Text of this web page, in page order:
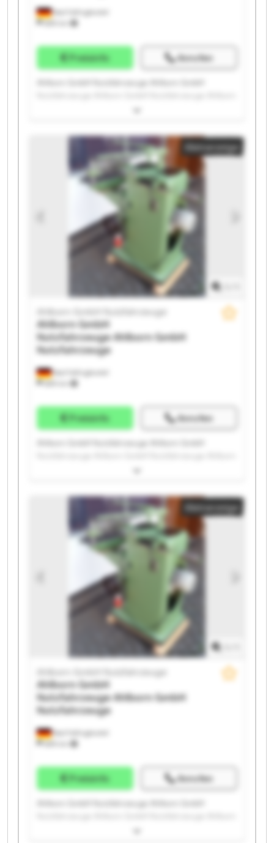
Bad Fallingbostel
689 km
Preisinfo Anrufen
Ahlborn GmbH Nutzfahrzeuge Ahlborn GmbH
GmbH Nutzfahrzeuge Ahlborn GmbH Nutzfahrzeuge
Nutzfahrzeuge Ahlborn GmbH Nutzfahrzeuge Ahlborn
GmbH Nutzfahrzeuge Ahlborn GmbH Nutzfahrzeuge
Ahlborn GmbH Nutzfahrzeuge Ahlborn GmbH
Nutzfahrzeuge Ahlborn GmbH Nutzfahrzeuge Ahlborn
GmbH Nutzfahrzeuge Ahlborn GmbH Nutzfahrzeuge
Ahlborn GmbH Nutzfahrzeuge Ahlborn GmbH
Nutzfahrzeuge Ahlborn GmbH Nutzfahrzeuge Ahlborn
GmbH Nutzfahrzeuge Ahlborn GmbH Nutzfahrzeuge
Kleinanzeige
Bad Fallingbostel
689 km
Ahlborn GmbH Nutzfahrzeuge
Ahlborn GmbH
NutzfahrzeugeAhlborn GmbH
Nutzfahrzeuge
Preisinfo Anrufen
Ahlborn GmbH Nutzfahrzeuge Ahlborn GmbH
GmbH Nutzfahrzeuge Ahlborn GmbH Nutzfahrzeuge
Nutzfahrzeuge Ahlborn GmbH Nutzfahrzeuge Ahlborn
GmbH Nutzfahrzeuge Ahlborn GmbH Nutzfahrzeuge
Ahlborn GmbH Nutzfahrzeuge Ahlborn GmbH
Nutzfahrzeuge Ahlborn GmbH Nutzfahrzeuge Ahlborn
GmbH Nutzfahrzeuge Ahlborn GmbH Nutzfahrzeuge
Ahlborn GmbH Nutzfahrzeuge Ahlborn GmbH
Nutzfahrzeuge Ahlborn GmbH Nutzfahrzeuge Ahlborn
GmbH Nutzfahrzeuge Ahlborn GmbH Nutzfahrzeuge
Kleinanzeige
Bad Fallingbostel
689 km
Ahlborn GmbH Nutzfahrzeuge
Ahlborn GmbH
NutzfahrzeugeAhlborn GmbH
Nutzfahrzeuge
Preisinfo Anrufen
Ahlborn GmbH Nutzfahrzeuge Ahlborn GmbH
GmbH Nutzfahrzeuge Ahlborn GmbH Nutzfahrzeuge